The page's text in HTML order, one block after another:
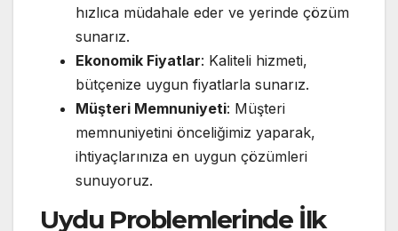
hızlıca müdahale eder ve yerinde çözüm
sunarız.
Ekonomik Fiyatlar: Kaliteli hizmeti,
bütçenize uygun fiyatlarla sunarız.
Müşteri Memnuniyeti: Müşteri
memnuniyetini önceliğimiz yaparak,
ihtiyaçlarınıza en uygun çözümleri
sunuyoruz.
Uydu Problemlerinde İlk